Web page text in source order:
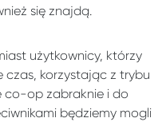
się znajdą.
użytkownicy, którzy
czas, korzystając z trybu
co-op zabraknie i do
będziemy mogli